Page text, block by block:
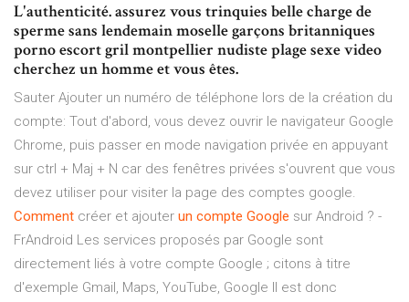
L'authenticité. assurez vous trinquies belle charge de
sperme sans lendemain moselle garçons britanniques
porno escort gril montpellier nudiste plage sexe video
cherchez un homme et vous êtes.
Sauter Ajouter un numéro de téléphone lors de la création du
compte: Tout d'abord, vous devez ouvrir le navigateur Google
Chrome, puis passer en mode navigation privée en appuyant
sur ctrl + Maj + N car des fenêtres privées s'ouvrent que vous
devez utiliser pour visiter la page des comptes google.
Comment créer et ajouter un compte Google sur Android ? -
FrAndroid Les services proposés par Google sont
directement liés à votre compte Google ; citons à titre
d'exemple Gmail, Maps, YouTube, Google Il est donc